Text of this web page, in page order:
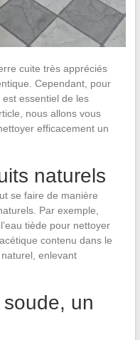
cuite très appréciés
Cependant, pour
essentiel de les
nous allons vous
efficacement un
naturels
se faire de manière
Par exemple,
tiède pour nettoyer
contenu dans le
enlevant
un